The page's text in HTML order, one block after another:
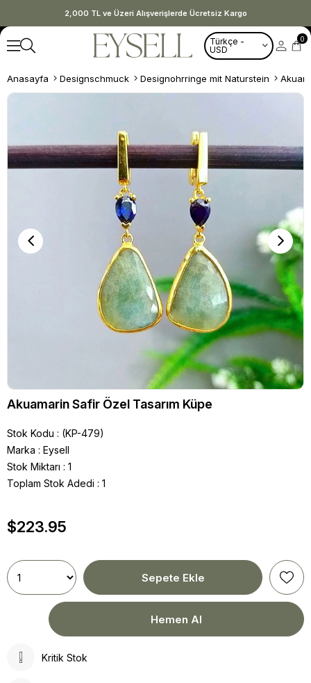
2,000 TL ve Üzeri Alışverişlerde Ücretsiz Kargo
Türkçe -
USD
0
Anasayfa Designschmuck Designohrringe mit Naturstein
Akuamarin Safir Özel Tasarım Küpe
Stok Kodu
(KP-479)
Marka : Eysell
Stok Miktarı : 1
Toplam Stok Adedi : 1
$223.95
Kritik Stok